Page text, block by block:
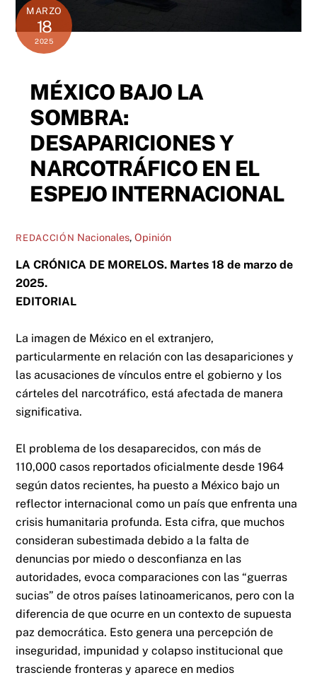
MARZO
18
2025
MÉXICO BAJO LA
SOMBRA:
DESAPARICIONES Y
NARCOTRÁFICO EN EL
ESPEJO INTERNACIONAL
REDACCIÓN Nacionales,Opinión
LA CRÓNICA DE MORELOS. Martes 18 de marzo de
2025.
EDITORIAL
La imagen de México en el extranjero,
particularmente en relación con las desapariciones y
las acusaciones de vínculos entre el gobierno y los
cárteles del narcotráfico, está afectada de manera
significativa.
El problema de los desaparecidos, con más de
110,000 casos reportados oficialmente desde 1964
según datos recientes, ha puesto a México bajo un
reflector internacional como un país que enfrenta una
crisis humanitaria profunda. Esta cifra, que muchos
consideran subestimada debido a la falta de
denuncias por miedo o desconfianza en las
autoridades, evoca comparaciones con las “guerras
sucias” de otros países latinoamericanos, pero con la
diferencia de que ocurre en un contexto de supuesta
paz democrática. Esto genera una percepción de
inseguridad, impunidad y colapso institucional que
trasciende fronteras y aparece en medios